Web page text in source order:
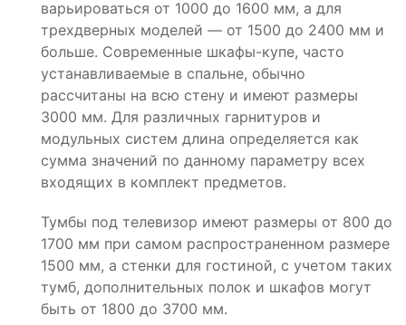
варьироваться от 1000 до 1600 мм, а для
трехдверных моделей — от 1500 до 2400 мм и
больше. Современные шкафы-купе, часто
устанавливаемые в спальне, обычно
рассчитаны на всю стену и имеют размеры
3000 мм. Для различных гарнитуров и
модульных систем длина определяется как
сумма значений по данному параметру всех
входящих в комплект предметов.
Тумбы под телевизор имеют размеры от 800 до
1700 мм при самом распространенном размере
1500 мм, а стенки для гостиной, с учетом таких
тумб, дополнительных полок и шкафов могут
быть от 1800 до 3700 мм.